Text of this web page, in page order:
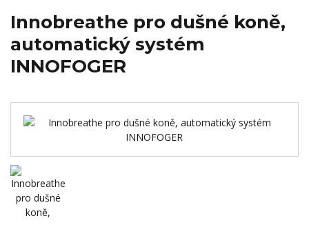
Innobreathe pro dušné koně,
automatický systém
INNOFOGER